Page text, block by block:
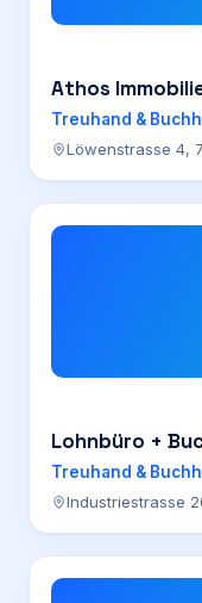
Athos
Treuhand &
Löwenstrasse 4,
Lohnbüro +
Treuhand &
Industriestrasse